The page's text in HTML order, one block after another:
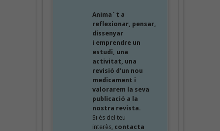
Anima´t a
reflexionar, pensar,
dissenyar
i emprendre un
estudi, una
activitat, una
revisió d’un nou
medicament i
valorarem la seva
publicació a la
nostra revista.
Si és del teu
interès, contacta